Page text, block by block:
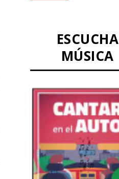
ESCUCHA
MÚSICA